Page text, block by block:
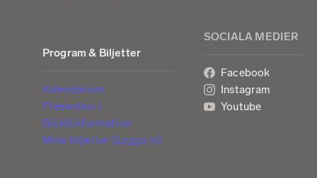
Program & Biljetter
Kalendarium
Presentkort
Biljettinformation
Mina biljetter (Logga in)
SOCIALA MEDIER
Facebook
Instagram
Youtube